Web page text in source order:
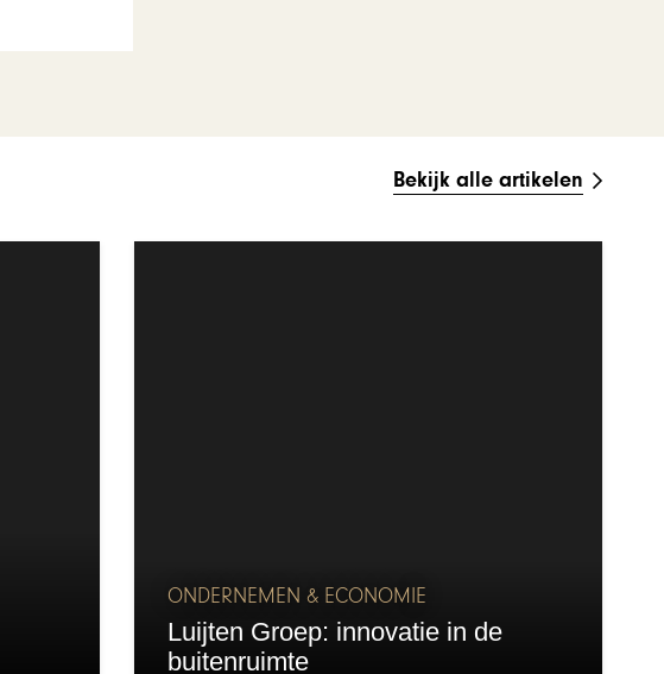
Bekijk alle artikelen
ONDERNEMEN & ECONOMIE
Luijten Groep: innovatie in de
buitenruimte